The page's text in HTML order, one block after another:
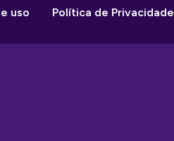
uso Política de Privacidade